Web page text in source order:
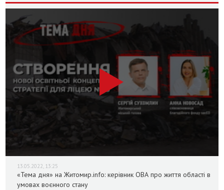
13.05.2022, 13:25
«Тема дня» на Житомир.info: керівник ОВА про життя області в
умовах воєнного стану